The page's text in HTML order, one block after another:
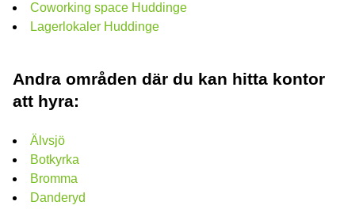
Coworking space Huddinge
Lagerlokaler Huddinge
Andra områden där du kan hitta kontor
att hyra:
Älvsjö
Botkyrka
Bromma
Danderyd